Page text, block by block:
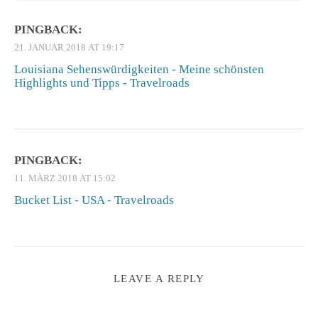
PINGBACK:
21. JANUAR 2018 AT 19:17
Louisiana Sehenswürdigkeiten - Meine schönsten
Highlights und Tipps - Travelroads
PINGBACK:
11. MÄRZ 2018 AT 15:02
Bucket List - USA - Travelroads
LEAVE A REPLY